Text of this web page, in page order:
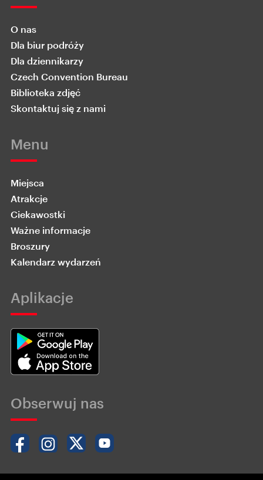
O nas
Dla biur podróży
Dla dziennikarzy
Czech Convention Bureau
Biblioteka zdjęć
Skontaktuj się z nami
Menu
Miejsca
Atrakcje
Ciekawostki
Ważne informacje
Broszury
Kalendarz wydarzeń
Aplikacje
Obserwuj nas